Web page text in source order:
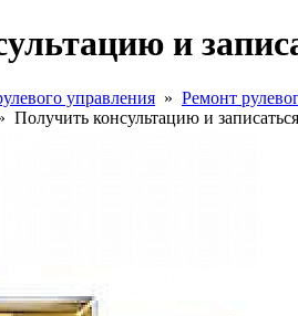
и
управления » Ремонт
Получить консультацию и